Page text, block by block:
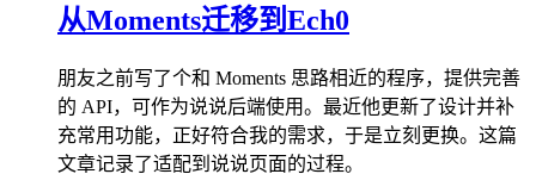
从Moments迁移到Ech0
朋友之前写了个和 Moments 思路相近的程序，提供完善
的 API，可作为说说后端使用。最近他更新了设计并补
充常用功能，正好符合我的需求，于是立刻更换。这篇
文章记录了适配到说说页面的过程。